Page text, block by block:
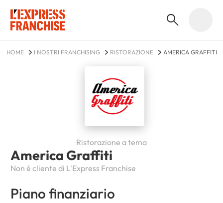
HOME I NOSTRI FRANCHISING RISTORAZIONE AMERICA GRAFFITI
America Graffiti
Non é cliente di L'Express Franchise
Ristorazione a tema
Piano finanziario